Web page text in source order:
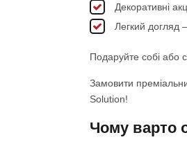
Декоративні
Легкий догляд
Подаруйте собі або
Замовити
Solution!
Чому варто